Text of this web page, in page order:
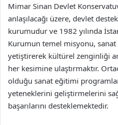
Mimar Sinan Devlet
anlaşılacağı üzere, devlet
kurumudur ve 1982 yılında
Kurumun temel misyonu,
yetiştirerek kültürel zenginliği
her kesimine ulaştırmaktır.
olduğu sanat eğitimi
yeteneklerini geliştirmelerini
başarılarını desteklemektedir.